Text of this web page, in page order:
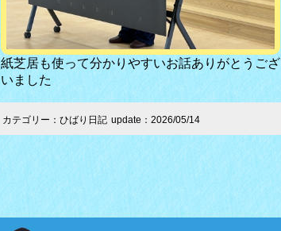
紙芝居も使って分かりやすいお話ありがとうござ
いました
カテゴリー：ひばり日記 update：2026/05/14